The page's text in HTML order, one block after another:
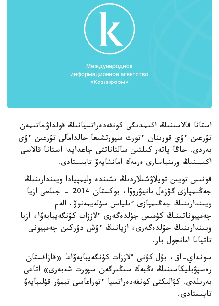
استانا قالاسىنىڭ اكىمدىگى كونفەدەراتسيانىڭ قولداۋحاتىمەن
تۇرعىن ءۇي قورىنان ءتورت سپورتشىعا جالدامالى تۇرعىن ءۇي
بەردى. جاڭا پاتەر كىلتىن سالتاناتتى جاعدايدا استانا قالاسى
اكىمىنىڭ ورىنباسارى ەرمەك امانشايەۆ تابىستادى.
قونىس تويىن تويلاۋشىلاردىڭ ىشىندە وليمپيادا ويىندارىنىڭ
جەڭىمپازى گۋزەل مانيۋروۆا، بوكستان 2014 - جىلعى ازيا
ويىندارىنىڭ جەڭىمپازى ءىلياس سۇلەيمەنوۆ، الەم
چەمپيوناتىنىڭ كۇمىس جۇلدەگەرى ءلاززات كۇنگەيبايەۆا، ازيا
ويىندارىنىڭ جۇلدەگەرى، ازيانىڭ ءۇش دۇركىن چەمپيونى
تاتيانا امانجول بار.
سونداي-اق، بۇل كۇنى ءلاززات كۇنگەيبايەۆاعا «قازاقستان
رەسپۋبليكاسىنىڭ ەڭبەك سىڭىرگەن سپورت شەبەرى» اتاعى
بەرىلدى. كۋالىكتى كونفەدەراتسيا ءتوراعاسى تيمۋر قۇلىبايەۆ
تابىستادى.